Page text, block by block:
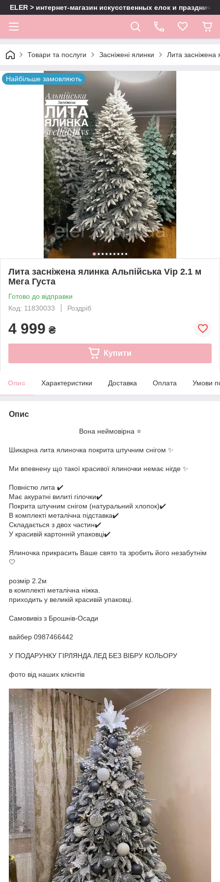
ELER > интернет-магазин искусственных елок и
Товари та послуги Засніжені ялинки Лита засніжена
Найбільше замовляють
Лита засніжена ялинка Альпійська Vip 2.1 м
Мега Густа
Готово до відправки
Код: 11830033
Роздріб
4 999 ₴
Купити
Опис Характеристики Доставка Оплата Умови
Опис
Вона неймовірна ⭐️
Шикарна лита ялиночка покрита штучним снігом ✨
Ми впевнену що такої красивої ялиночки немає нігде ✨
Повністю лита ✔️
Має акуратні вилиті гілочки✔️
Покрита штучним снігом (натуральний хлопок)✔️
В комплекті металічна підставка✔️
Складається з двох частин✔️
У красивій картонній упаковці✔️
Ялиночка прикрасить Ваше свято та зробить його незабутнім
🤍
розмір 2.2м
в комплекті металічна ніжка.
приходить у великій красивій упаковці.
Самовивіз з Брошнів-Осади
вайбер 0987466442
У ПОДАРУНКУ ГІРЛЯНДА ЛЕД БЕЗ ВІБРУ КОЛЬОРУ
фото від наших клієнтів